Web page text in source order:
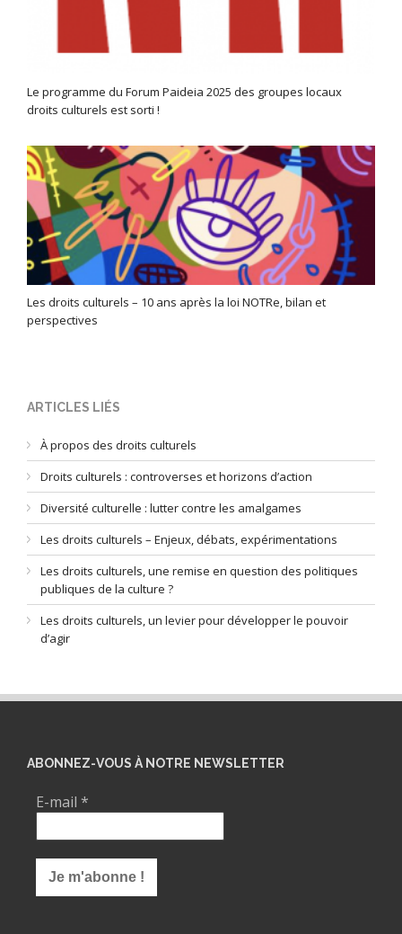
Le programme du Forum Paideia 2025 des groupes locaux
droits culturels est sorti !
Les droits culturels – 10 ans après la loi NOTRe, bilan et
perspectives
ARTICLES LIÉS
À propos des droits culturels
Droits culturels : controverses et horizons d’action
Diversité culturelle : lutter contre les amalgames
Les droits culturels – Enjeux, débats, expérimentations
Les droits culturels, une remise en question des politiques
publiques de la culture ?
Les droits culturels, un levier pour développer le pouvoir
d’agir
ABONNEZ-VOUS À NOTRE NEWSLETTER
E-mail *